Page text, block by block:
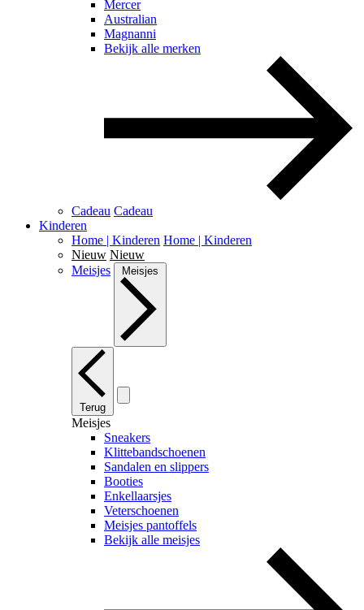
Mercer
Australian
Magnanni
Bekijk alle merken
Cadeau Cadeau
Kinderen
Home | Kinderen Home | Kinderen
Nieuw Nieuw
Meisjes
Meisjes
Terug
Meisjes
Sneakers
Klittebandschoenen
Sandalen en slippers
Booties
Enkellaarsjes
Veterschoenen
Meisjes pantoffels
Bekijk alle meisjes